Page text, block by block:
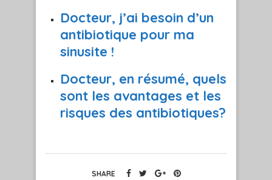
Docteur, j’ai besoin d’un
antibiotique pour ma
sinusite !
Docteur, en résumé, quels
sont les avantages et les
risques des antibiotiques?
SHARE